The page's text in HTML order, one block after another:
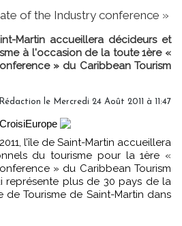
of the Industry conference »
Martin accueillera décideurs et
à l'occasion de la toute 1ère «
» du Caribbean Tourism
le Mercredi 24 Août 2011 à 11:47
du tourisme pour la 1ère «
» du Caribbean Tourism
représente plus de 30 pays de la
de Tourisme de Saint-Martin dans